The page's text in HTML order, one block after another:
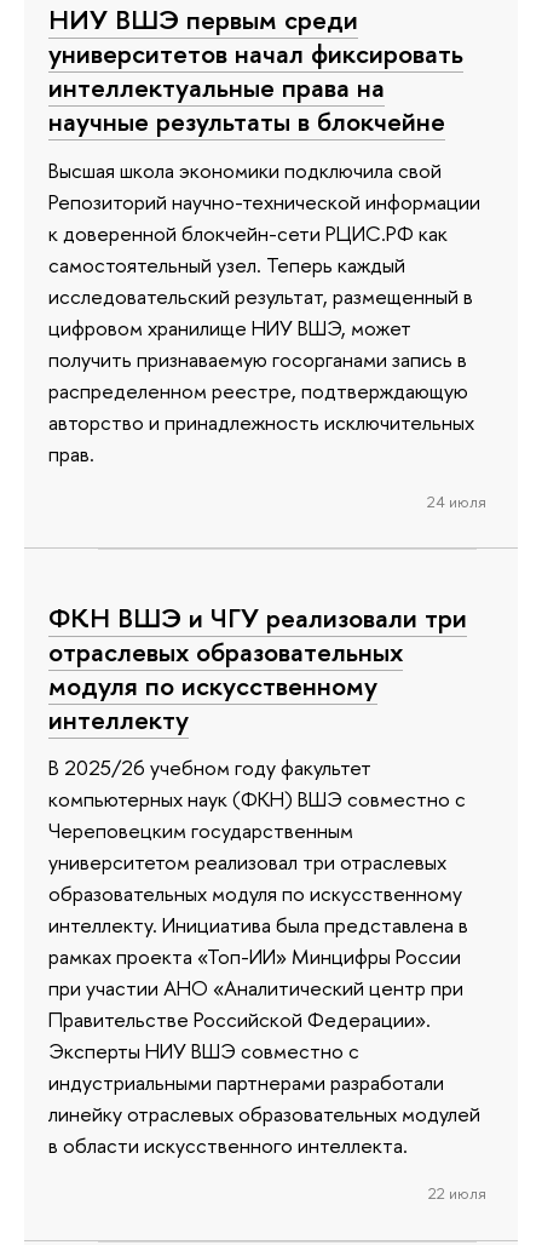
НИУ ВШЭ первым среди
университетов начал фиксировать
интеллектуальные права на
научные результаты в блокчейне
Высшая школа экономики подключила свой
Репозиторий научно-технической информации
к доверенной блокчейн-сети РЦИС.РФ как
самостоятельный узел. Теперь каждый
исследовательский результат, размещенный в
цифровом хранилище НИУ ВШЭ, может
получить признаваемую госорганами запись в
распределенном реестре, подтверждающую
авторство и принадлежность исключительных
прав.
24 июля
ФКН ВШЭ и ЧГУ реализовали три
отраслевых образовательных
модуля по искусственному
интеллекту
В 2025/26 учебном году факультет
компьютерных наук (ФКН) ВШЭ совместно с
Череповецким государственным
университетом реализовал три отраслевых
образовательных модуля по искусственному
интеллекту. Инициатива была представлена в
рамках проекта «Топ-ИИ» Минцифры России
при участии АНО «Аналитический центр при
Правительстве Российской Федерации».
Эксперты НИУ ВШЭ совместно с
индустриальными партнерами разработали
линейку отраслевых образовательных модулей
в области искусственного интеллекта.
22 июля